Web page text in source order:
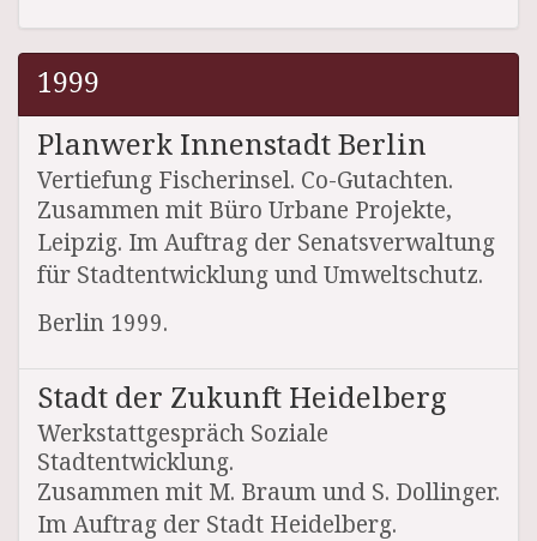
1999
Planwerk Innenstadt Berlin
Vertiefung Fischerinsel. Co-Gutachten.
Zusammen mit Büro Urbane Projekte,
Leipzig. Im Auftrag der Senatsverwaltung
für Stadtentwicklung und Umweltschutz.
Berlin 1999.
Stadt der Zukunft Heidelberg
Werkstattgespräch Soziale
Stadtentwicklung.
Zusammen mit M. Braum und S. Dollinger.
Im Auftrag der Stadt Heidelberg.